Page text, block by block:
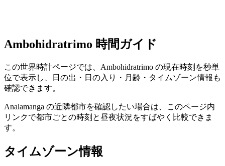
Ambohidratrimo 時間ガイド
この世界時計ページでは、Ambohidratrimo の現在時刻を秒単
位で表示し、日の出・日の入り・月齢・タイムゾーン情報も
確認できます。
Analamanga の近隣都市を確認したい場合は、このページ内
リンクで都市ごとの時刻と昼夜状況をすばやく比較できま
す。
タイムゾーン情報